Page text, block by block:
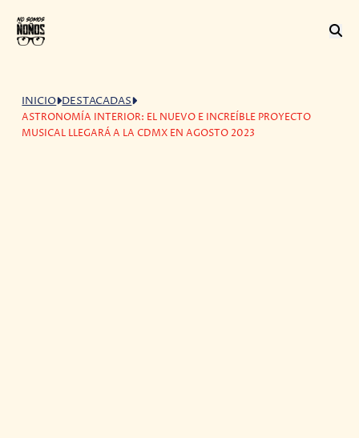
INICIO DESTACADAS
ASTRONOMÍA INTERIOR: EL NUEVO E INCREÍBLE PROYECTO
MUSICAL LLEGARÁ A LA CDMX EN AGOSTO 2023